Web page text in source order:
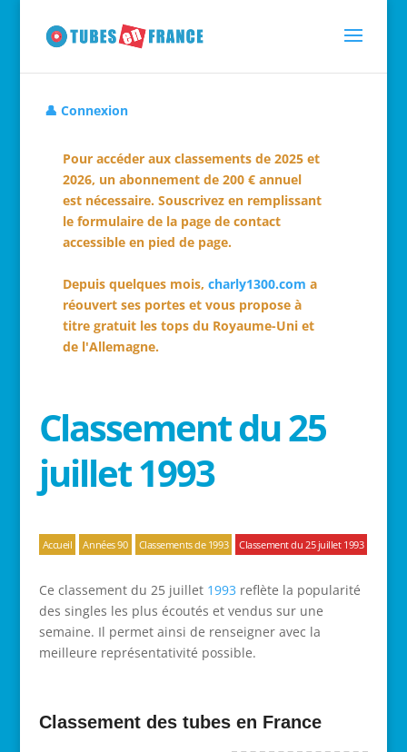
👤 Connexion
Pour accéder aux classements de 2025 et
2026, un abonnement de 200 € annuel
est nécessaire. Souscrivez en remplissant
le formulaire de la page de contact
accessible en pied de page.
Depuis quelques mois, charly1300.com a
réouvert ses portes et vous propose à
titre gratuit les tops du Royaume-Uni et
de l'Allemagne.
Classement du 25
juillet 1993
Accueil Années 90 Classements de 1993 Classement du 25 juillet 1993
Ce classement du 25 juillet 1993 reflète la popularité
des singles les plus écoutés et vendus sur une
semaine. Il permet ainsi de renseigner avec la
meilleure représentativité possible.
Classement des tubes en France